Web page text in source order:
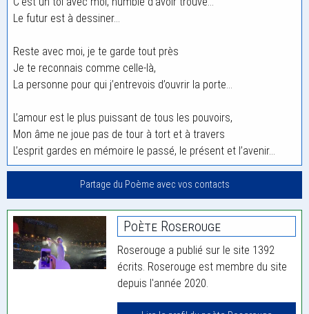
Le futur est à dessiner…
Reste avec moi, je te garde tout près
Je te reconnais comme celle-là,
La personne pour qui j’entrevois d’ouvrir la porte…
L’amour est le plus puissant de tous les pouvoirs,
Mon âme ne joue pas de tour à tort et à travers
L’esprit gardes en mémoire le passé, le présent et l’avenir…
Partage du Poème avec vos contacts
Poète Roserouge
Roserouge a publié sur le site 1392
écrits. Roserouge est membre du site
depuis l'année 2020.